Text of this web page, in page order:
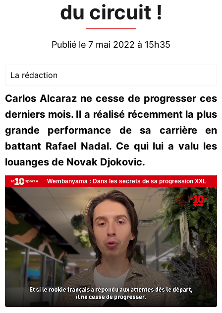
du circuit !
Publié le 7 mai 2022 à 15h35
La rédaction
Carlos Alcaraz ne cesse de progresser ces
derniers mois. Il a réalisé récemment la plus
grande performance de sa carrière en
battant Rafael Nadal. Ce qui lui a valu les
louanges de Novak Djokovic.